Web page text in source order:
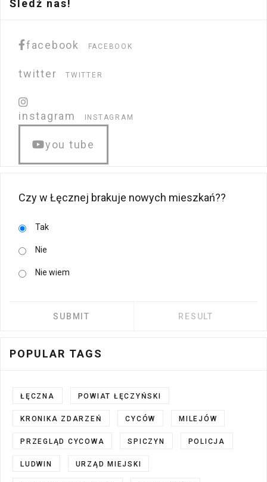
Śledź nas!
facebook FACEBOOK
twitter TWITTER
instagram INSTAGRAM
you tube
Czy w Łęcznej brakuje nowych mieszkań??
Tak
Nie
Nie wiem
POPULAR TAGS
ŁĘCZNA POWIAT ŁĘCZYŃSKI
KRONIKA ZDARZEŃ CYCÓW MILEJÓW
PRZEGLĄD CYCOWA SPICZYN POLICJA
LUDWIN URZĄD MIEJSKI